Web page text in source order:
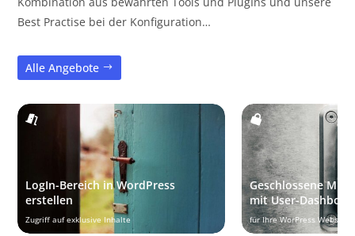
Best Practise bei der Konfiguration…
Alle Angebote
LogIn-Bereich in WordPress
erstellen
Zugriff auf exklusive Inhalte
Geschlossene
mit User-
für Ihre WorPress Website